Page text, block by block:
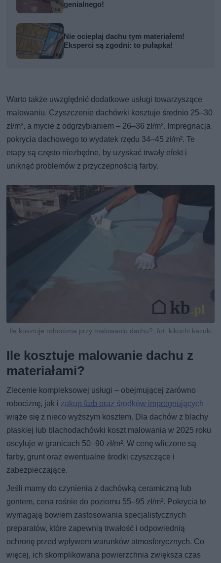
genialnego!
Nie ocieplaj dachu tym materiałem!
Eksperci są zgodni: to pułapka!
Warto także uwzględnić dodatkowe usługi towarzyszące
malowaniu. Czyszczenie dachówki kosztuje średnio 25–30
zł/m², a mycie z odgrzybianiem – 26–36 zł/m². Impregnacja
pokrycia dachowego to wydatek rzędu 34–45 zł/m². Te
etapy są często niezbędne, by uzyskać trwały efekt i
uniknąć problemów z przyczepnością farby.
Ile kosztuje robocizna przy malowaniu dachu?, fot. kikuchi kazuki
Ile kosztuje malowanie dachu z
materiałami?
Zlecenie kompleksowej usługi – obejmującej zarówno
robociznę, jak i zakup farb oraz środków impregnujących –
wiąże się z nieco wyższym kosztem. Dla dachów z blachy
płaskiej lub blachodachówki koszt malowania w 2025 roku
oscyluje w granicach 50–90 zł/m². W cenę wliczone są
farby, grunt oraz ewentualne środki czyszczące i
zabezpieczające.
Jeśli mamy do czynienia z dachówką ceramiczną lub
gontem, cena rośnie do poziomu 55–95 zł/m². Pokrycia te
wymagają bowiem zastosowania specjalistycznych
preparatów, które zapewnią trwałość i odpowiednią
ochronę przed wpływem warunków atmosferycznych. Co
więcej, ich skomplikowana powierzchnia zwiększa czas